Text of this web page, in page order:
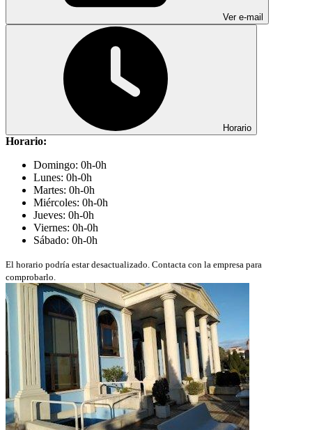
Ver e-mail
Horario
Horario:
Domingo: 0h-0h
Lunes: 0h-0h
Martes: 0h-0h
Miércoles: 0h-0h
Jueves: 0h-0h
Viernes: 0h-0h
Sábado: 0h-0h
El horario podría estar desactualizado. Contacta con la empresa para
comprobarlo.